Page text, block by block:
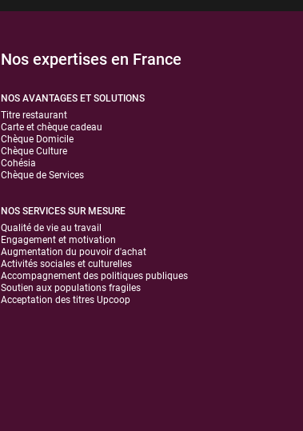
Nos expertises en France
NOS AVANTAGES ET SOLUTIONS
Titre restaurant
Carte et chèque cadeau
Chèque Domicile
Chèque Culture
Cohésia
Chèque de Services
NOS SERVICES SUR MESURE
Qualité de vie au travail
Engagement et motivation
Augmentation du pouvoir d'achat
Activités sociales et culturelles
Accompagnement des politiques publiques
Soutien aux populations fragiles
Acceptation des titres Upcoop